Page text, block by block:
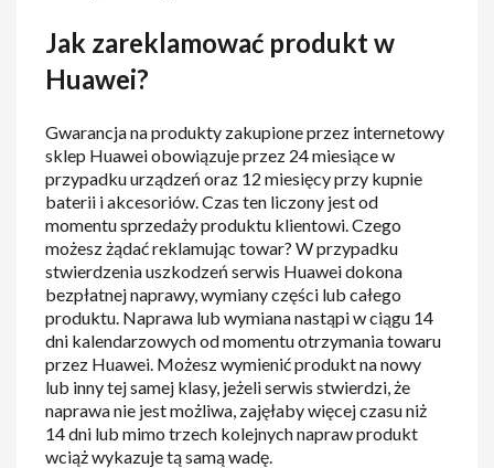
Jak zareklamować produkt w
Huawei?
Gwarancja na produkty zakupione przez internetowy
sklep Huawei obowiązuje przez 24 miesiące w
przypadku urządzeń oraz 12 miesięcy przy kupnie
baterii i akcesoriów. Czas ten liczony jest od
momentu sprzedaży produktu klientowi. Czego
możesz żądać reklamując towar? W przypadku
stwierdzenia uszkodzeń serwis Huawei dokona
bezpłatnej naprawy, wymiany części lub całego
produktu. Naprawa lub wymiana nastąpi w ciągu 14
dni kalendarzowych od momentu otrzymania towaru
przez Huawei. Możesz wymienić produkt na nowy
lub inny tej samej klasy, jeżeli serwis stwierdzi, że
naprawa nie jest możliwa, zajęłaby więcej czasu niż
14 dni lub mimo trzech kolejnych napraw produkt
wciąż wykazuje tą samą wadę.